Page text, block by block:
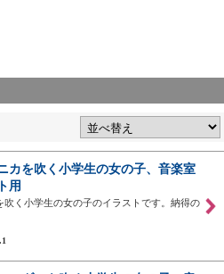
カを吹く小学生の女の子、音楽室
用
吹く小学生の女の子のイラストです。納得の